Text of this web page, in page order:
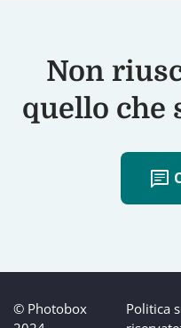
Non
quello che
chat
© Photobox
Politica